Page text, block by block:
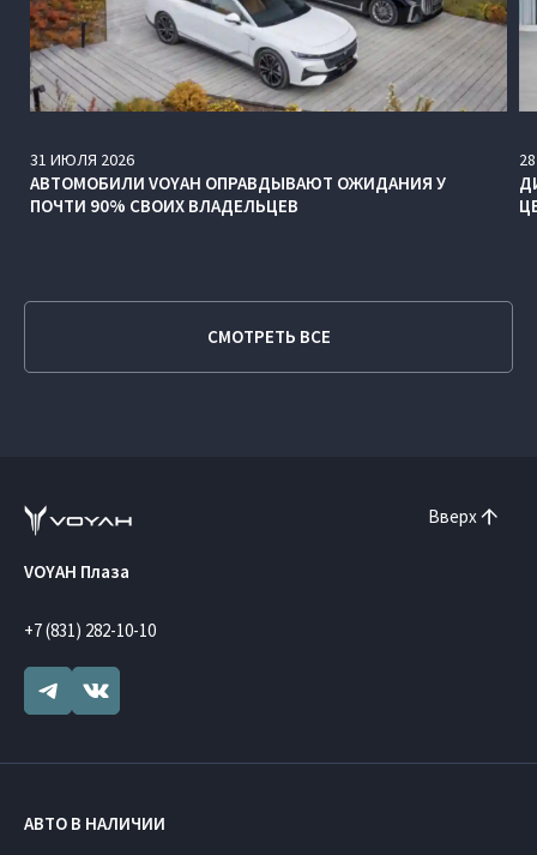
31 ИЮЛЯ 2026
АВТОМОБИЛИ VOYAH ОПРАВДЫВАЮТ ОЖИДАНИЯ У
ПОЧТИ 90% СВОИХ ВЛАДЕЛЬЦЕВ
28
СМОТРЕТЬ ВСЕ
Вверх
VOYAH Плаза
+7 (831) 282-10-10
АВТО В НАЛИЧИИ